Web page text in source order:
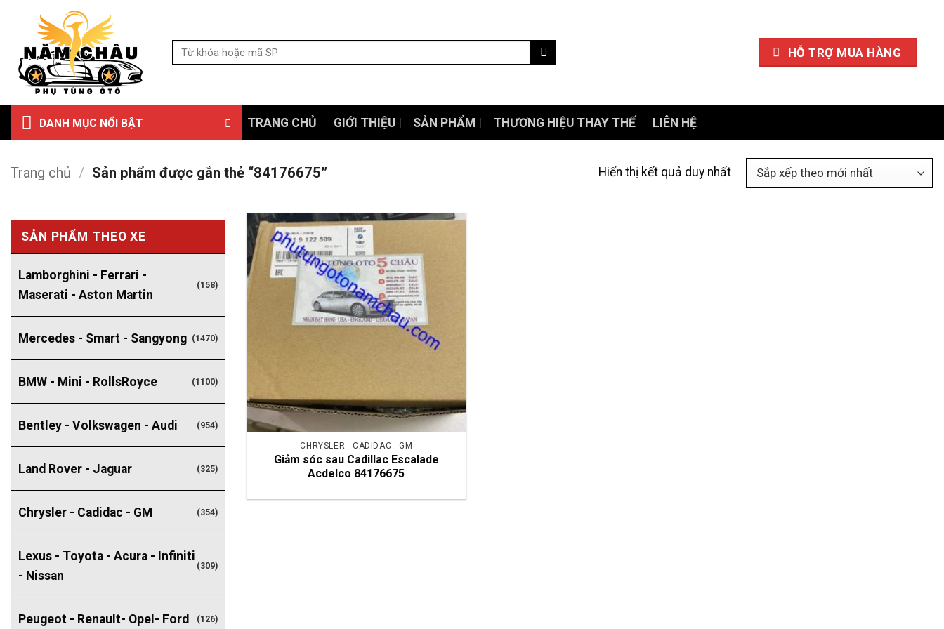
dung
Tìm
HỖ TRỢ MUA HÀNG
DANH MỤC NỔI BẬT TRANG CHỦ GIỚI THIỆU SẢN PHẨM THƯƠNG HIỆU THAY THẾ LIÊN HỆ
Trang chủ / Sản phẩm được gắn thẻ “84176675” Hiển thị kết quả duy nhất
SẢN PHẨM THEO XE
Lamborghini - Ferrari -
Maserati - Aston Martin
(158)
Mercedes - Smart - Sangyong (1470)
BMW - Mini - RollsRoyce (1100)
Bentley - Volkswagen - Audi (954)
Land Rover - Jaguar (325)
Chrysler - Cadidac - GM (354)
Lexus - Toyota - Acura - Infiniti
- Nissan
(309)
Peugeot - Renault- Opel- Ford (126)
CHRYSLER - CADIDAC - GM
Giảm sóc sau Cadillac Escalade
Acdelco 84176675